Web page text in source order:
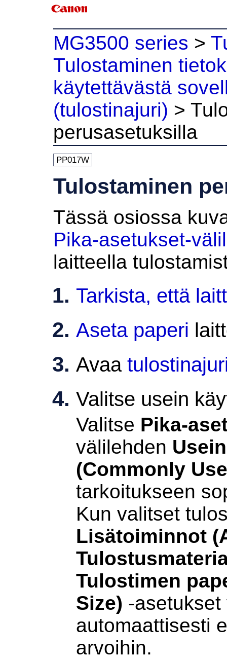
MG3500 series >
Tulostaminen
käytettävästä
(tulostinajuri) >
perusasetuksilla
PP017W
Tulostaminen
Tässä osiossa
Pika-asetukset-
laitteella
Tarkista, että
Aseta paperi
Avaa
Valitse usein
Valitse Pika-
välilehden
(Commonly
tarkoitukseen
Kun valitset
Lisätoiminnot
Tulostimen
Size) -
automaattisesti
arvoihin.